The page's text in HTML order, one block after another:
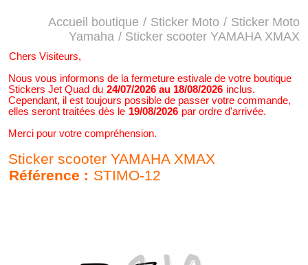
Accueil boutique / Sticker Moto / Sticker Moto
Yamaha / Sticker scooter YAMAHA XMAX
Chers Visiteurs,
Nous vous informons de la fermeture estivale de votre boutique
Stickers Jet Quad du 24/07/2026 au 18/08/2026 inclus.
Cependant, il est toujours possible de passer votre commande,
elles seront traitées dès le 19/08/2026 par ordre d'arrivée.
Merci pour votre compréhension.
Sticker scooter YAMAHA XMAX
Référence : STIMO-12